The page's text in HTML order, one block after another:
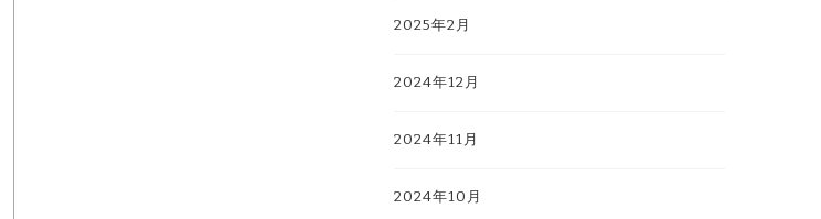
2025年2月
2024年12月
2024年11月
2024年10月